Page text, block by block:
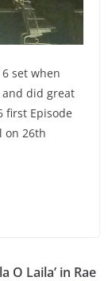
set when
and did great
first Episode
on 26th
O Laila’ in Rae